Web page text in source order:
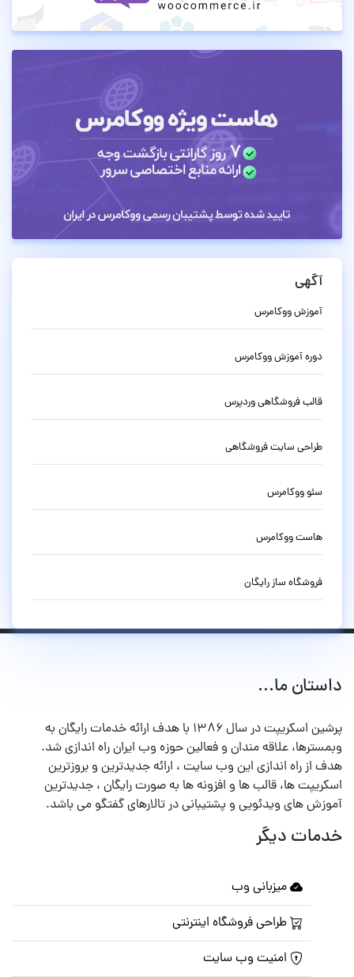
آگهی
آموزش ووکامرس
دوره آموزش ووکامرس
قالب فروشگاهی وردپرس
طراحی سایت فروشگاهی
سئو ووکامرس
هاست ووکامرس
فروشگاه ساز رایگان
داستان ما...
پرشین اسکریپت در سال ۱۳۸۶ با هدف ارائه خدمات رایگان به
وبمسترها، علاقه مندان و فعالین حوزه وب ایران راه اندازی شد.
هدف از راه اندازی این وب سایت ، ارائه جدیدترین و بروزترین
اسکریپت ها، قالب ها و افزونه ها به صورت رایگان ، جدیدترین
آموزش های ویدئویی و پشتیبانی در تالارهای گفتگو می باشد.
خدمات دیگر
میزبانی وب
طراحی فروشگاه اینترنتی
امنیت وب سایت